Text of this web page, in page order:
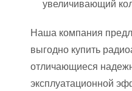
увеличивающий
Наша компания
выгодно купить
отличающиеся
эксплуатационной